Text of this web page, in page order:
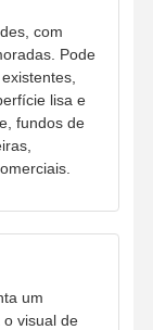
Notícias
com
Pode
lisa e
fundos de
um
visual de